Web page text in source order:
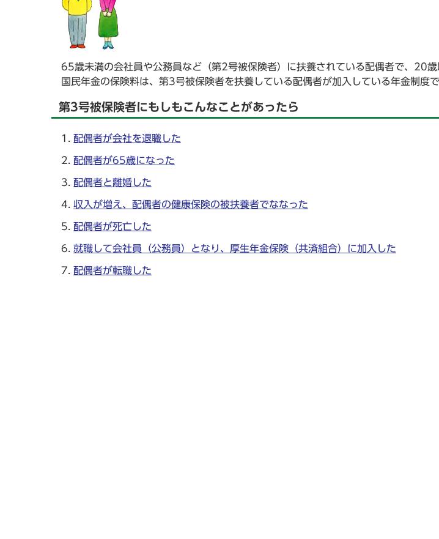
65歳未満の会社員や公務員など（第2号被保険者）に扶養されている配偶者で、20歳
国民年金の保険料は、第3号被保険者を扶養している配偶者が加入している年金制度で
第3号被保険者にもしもこんなことがあったら
配偶者が会社を退職した
配偶者が65歳になった
配偶者と離婚した
収入が増え、配偶者の健康保険の被扶養者でななった
配偶者が死亡した
就職して会社員（公務員）となり、厚生年金保険（共済組合）に加入した
配偶者が転職した